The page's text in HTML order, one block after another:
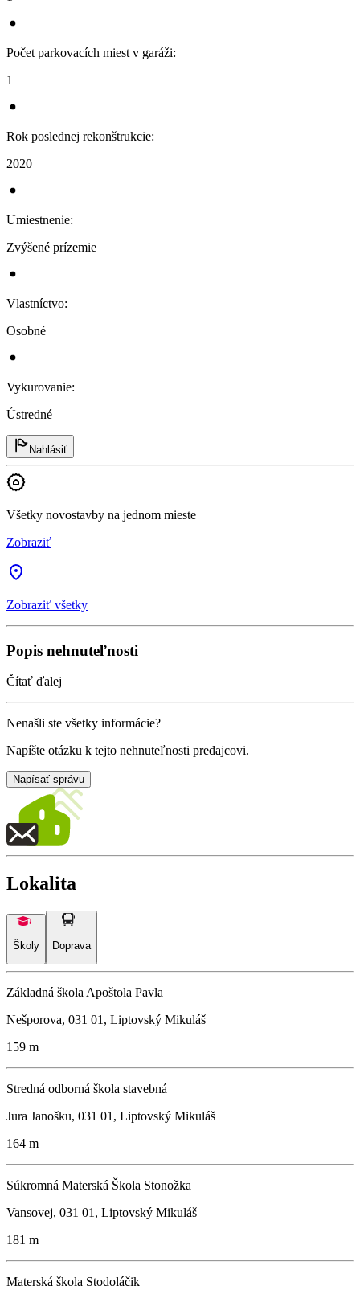
Počet parkovacích miest v garáži:
1
Rok poslednej rekonštrukcie:
2020
Umiestnenie:
Zvýšené prízemie
Vlastníctvo:
Osobné
Vykurovanie:
Ústredné
Nahlásiť
Všetky novostavby na jednom mieste
Zobraziť
Zobraziť všetky
Popis nehnuteľnosti
Čítať ďalej
Nenašli ste všetky informácie?
Napíšte otázku k tejto nehnuteľnosti predajcovi.
Napísať správu
Lokalita
Školy Doprava
Základná škola Apoštola Pavla
Nešporova, 031 01, Liptovský Mikuláš
159 m
Stredná odborná škola stavebná
Jura Janošku, 031 01, Liptovský Mikuláš
164 m
Súkromná Materská Škola Stonožka
Vansovej, 031 01, Liptovský Mikuláš
181 m
Materská škola Stodoláčik